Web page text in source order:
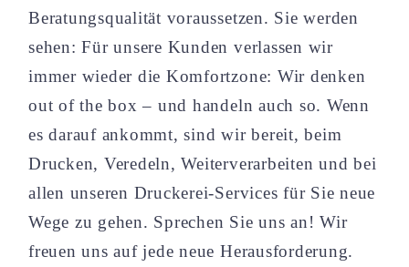
Beratungsqualität voraussetzen. Sie werden
sehen: Für unsere Kunden verlassen wir
immer wieder die Komfortzone: Wir denken
out of the box – und handeln auch so. Wenn
es darauf ankommt, sind wir bereit, beim
Drucken, Veredeln, Weiterverarbeiten und bei
allen unseren Druckerei-Services für Sie neue
Wege zu gehen. Sprechen Sie uns an! Wir
freuen uns auf jede neue Herausforderung.